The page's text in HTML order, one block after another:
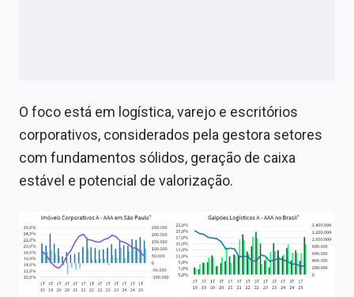
O foco está em logística, varejo e escritórios
corporativos, considerados pela gestora setores
com fundamentos sólidos, geração de caixa
estável e potencial de valorização.